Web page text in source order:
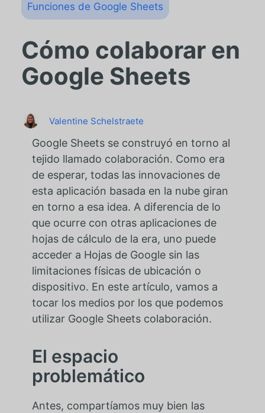
Funciones de Google Sheets
Cómo colaborar en
Google Sheets
Valentine Schelstraete
Google Sheets se construyó en torno al
tejido llamado colaboración. Como era
de esperar, todas las innovaciones de
esta aplicación basada en la nube giran
en torno a esa idea. A diferencia de lo
que ocurre con otras aplicaciones de
hojas de cálculo de la era, uno puede
acceder a Hojas de Google sin las
limitaciones físicas de ubicación o
dispositivo. En este artículo, vamos a
tocar los medios por los que podemos
utilizar Google Sheets colaboración.
El espacio
problemático
Antes, compartíamos muy bien las